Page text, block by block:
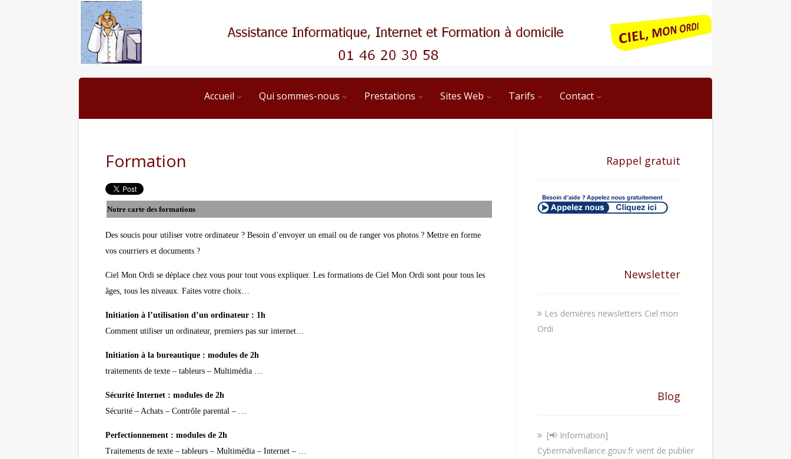
Accueil Qui sommes-nous Prestations Sites Web Tarifs Contact
Formation
Notre carte des formations
Des soucis pour utiliser votre ordinateur ? Besoin d’envoyer un email ou de ranger vos photos ? Mettre en forme
vos courriers et documents ?
Ciel Mon Ordi se déplace chez vous pour tout vous expliquer. Les formations de Ciel Mon Ordi sont pour tous les
âges, tous les niveaux. Faites votre choix…
Initiation à l’utilisation d’un ordinateur : 1h
Comment utiliser un ordinateur, premiers pas sur internet…
Initiation à la bureautique : modules de 2h
traitements de texte – tableurs – Multimédia …
Sécurité Internet : modules de 2h
Sécurité – Achats – Contrôle parental – …
Perfectionnement : modules de 2h
Traitements de texte – tableurs – Multimédia – Internet – …
Rappel gratuit
Newsletter
Les dernières newsletters Ciel mon
Ordi
Blog
[📢 Information]
Cybermalveillance.gouv.fr vient de publier